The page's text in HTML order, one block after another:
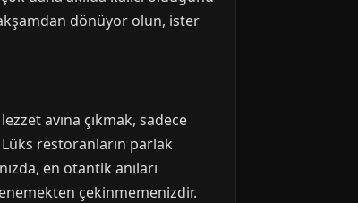
dönüyor olun, ister
avına çıkmak, sadece
restoranların parlak
en otantik anıları
çekinmemenizdir.